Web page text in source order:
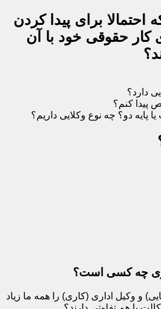
احتمالا برای پیدا کردن
حقوقی خود با آن
دارد؟
پیدا کنم؟
پایه دو؟ چه نوع وکلایی داریم؟
چه کسی است؟
و وکیل اداری (کاری) را همه ما زیاد